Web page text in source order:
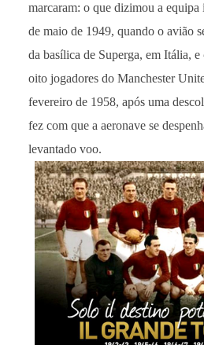
marcaram: o que dizimou a
de maio de 1949, quando o avião
da basílica de Superga, em Itália,
oito jogadores do Manchester
fevereiro de 1958, após uma
fez com que a aeronave se
levantado voo.